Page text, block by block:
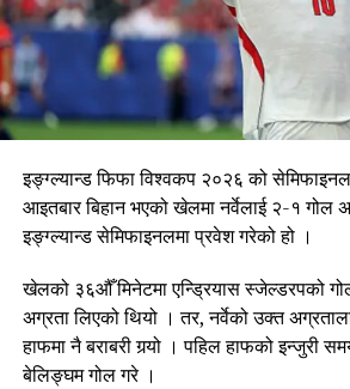
इङ्ग्ल्यान्ड फिफा विश्वकप २०२६ को
आइतबार बिहान भएको खेलमा नर्वेलाई २-१ गोल
इङ्ग्ल्यान्ड सेमिफाइनलमा प्रवेश गरेको हो ।
खेलको ३६औँ मिनेटमा एन्ड्रियास स्जेल्डरपको
अग्रता लिएको थियो । तर, नर्वेको उक्त
हाफमा नै बराबरी गर्‍यो । पहिल हाफको इन्जुरी
बेलिङ्घम गोल गरे ।